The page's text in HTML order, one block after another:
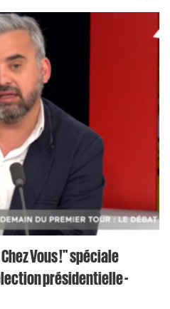
Vous !" spéciale
présidentielle -